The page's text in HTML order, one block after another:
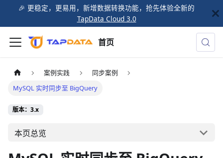
🎉️ 更稳定，更易用，新增数据转换功能，抢先体验全新的
TapData Cloud 3.0
首页
案例实践
同步案例
MySQL 实时同步至 BigQuery
版本：3.x
本页总览